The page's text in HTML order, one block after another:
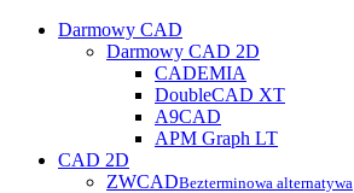
Darmowy CAD
Darmowy CAD 2D
CADEMIA
DoubleCAD XT
A9CAD
APM Graph LT
CAD 2D
ZWCADBezterminowa alternatywa